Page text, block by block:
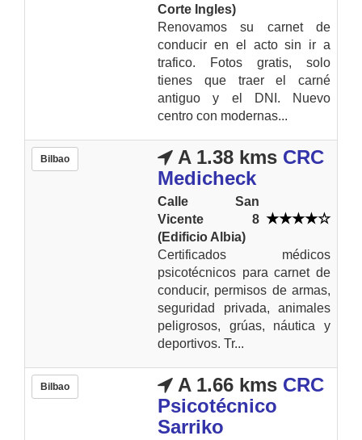
Corte Ingles)
Renovamos su carnet de
conducir en el acto sin ir a
trafico. Fotos gratis, solo
tienes que traer el carné
antiguo y el DNI. Nuevo
centro con modernas...
Bilbao A 1.38 kms CRC
Medicheck
Calle San
Vicente 8
(Edificio Albia)
Certificados médicos
psicotécnicos para carnet de
conducir, permisos de armas,
seguridad privada, animales
peligrosos, grúas, náutica y
deportivos. Tr...
Bilbao A 1.66 kms CRC
Psicotécnico
Sarriko